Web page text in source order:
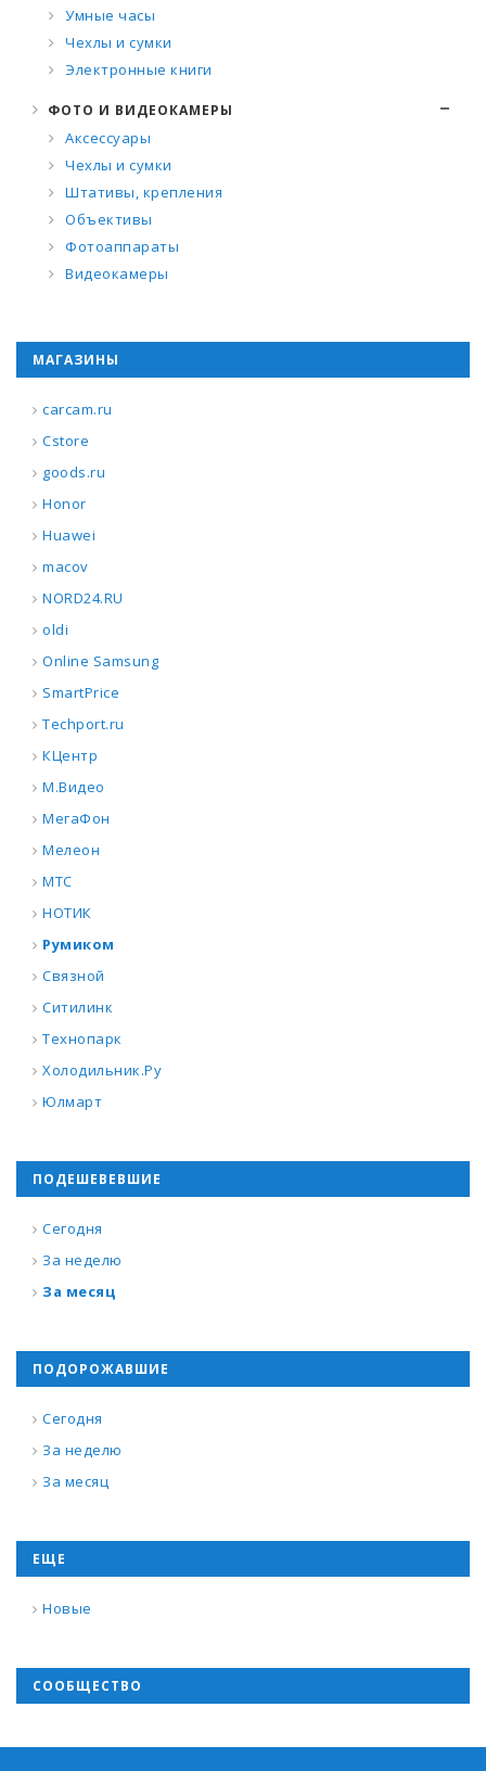
Умные часы
Чехлы и сумки
Электронные книги
ФОТО И ВИДЕОКАМЕРЫ
Аксессуары
Чехлы и сумки
Штативы, крепления
Объективы
Фотоаппараты
Видеокамеры
МАГАЗИНЫ
carcam.ru
Cstore
goods.ru
Honor
Huawei
macov
NORD24.RU
oldi
Online Samsung
SmartPrice
Techport.ru
КЦентр
М.Видео
МегаФон
Мелеон
МТС
НОТИК
Румиком
Связной
Ситилинк
Технопарк
Холодильник.Ру
Юлмарт
ПОДЕШЕВЕВШИЕ
Сегодня
За неделю
За месяц
ПОДОРОЖАВШИЕ
Сегодня
За неделю
За месяц
ЕЩЕ
Новые
СООБЩЕСТВО